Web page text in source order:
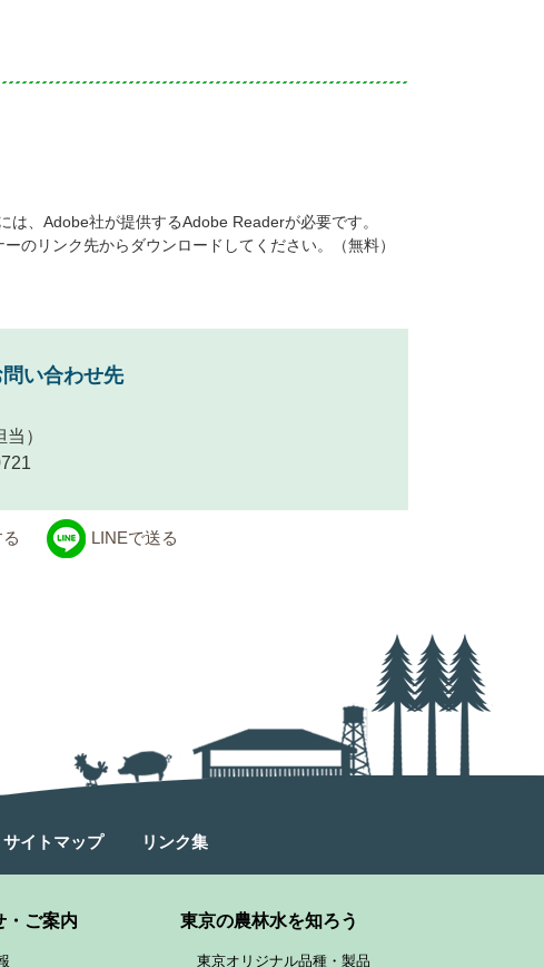
は、Adobe社が提供するAdobe Readerが必要です。
のリンク先からダウンロードしてください。（無料）
い合わせ先
当）
LINEで送る
サイトマップ リンク集
・ご案内 東京の農林水を知ろう
東京オリジナル品種・製品